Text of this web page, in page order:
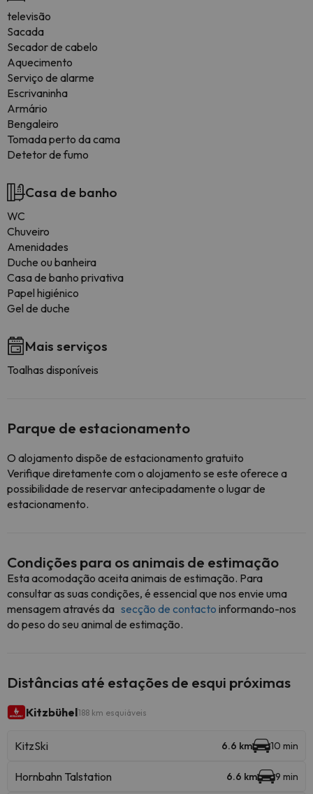
televisão
Sacada
Secador de cabelo
Aquecimento
Serviço de alarme
Escrivaninha
Armário
Bengaleiro
Tomada perto da cama
Detetor de fumo
Casa de banho
WC
Chuveiro
Amenidades
Duche ou banheira
Casa de banho privativa
Papel higiénico
Gel de duche
Mais serviços
Toalhas disponíveis
Parque de estacionamento
O alojamento dispõe de estacionamento gratuito
Verifique diretamente com o alojamento se este oferece a
possibilidade de reservar antecipadamente o lugar de
estacionamento.
Condições para os animais de estimação
Esta acomodação aceita animais de estimação. Para
consultar as suas condições, é essencial que nos envie uma
mensagem através da secção de contacto informando-nos
do peso do seu animal de estimação.
Distâncias até estações de esqui próximas
Kitzbühel188 km esquiáveis
KitzSki 6.6 km 10 min
Hornbahn Talstation 6.6 km 9 min